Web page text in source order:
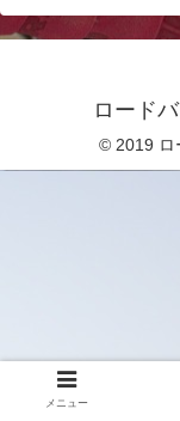
ロード
© 2019 ロ
メニュー